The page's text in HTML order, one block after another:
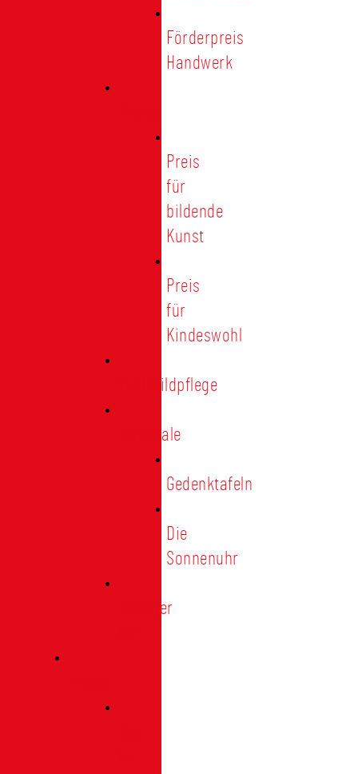
Förderpreis
Handwerk
Preis
für
bildende
Kunst
Preis
für
Kindeswohl
Stadtbildpflege
Denkmale
Gedenktafeln
Die
Sonnenuhr
Ratinger